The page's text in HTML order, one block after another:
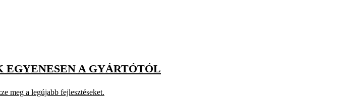
A GYÁRTÓTÓL
meg a legújabb fejlesztéseket.